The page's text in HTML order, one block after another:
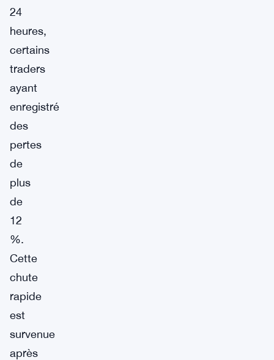
24
heures,
certains
traders
ayant
enregistré
des
pertes
de
plus
de
12
%.
Cette
chute
rapide
est
survenue
après